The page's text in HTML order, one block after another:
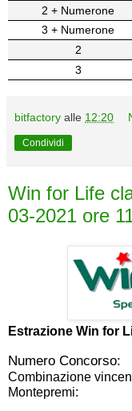
2 + Numerone
3 + Numerone
2
3
bitfactory alle 12:20
Condividi
Win for Life
03-2021 ore
Estrazione Win for
Numero Concorso:
Combinazione
Montepremi: